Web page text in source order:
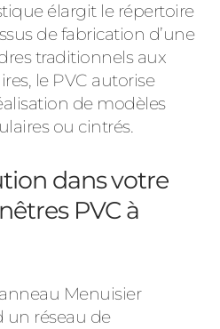
élargit le répertoire
de fabrication d’une
traditionnels aux
le PVC autorise
de modèles
ou cintrés.
dans votre
PVC à
Menuisier
un réseau de